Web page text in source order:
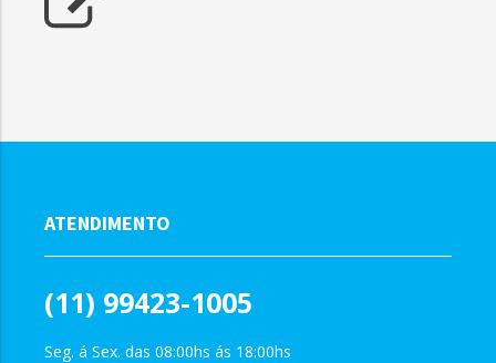
ATENDIMENTO
(11) 99423-1005
Seg. á Sex. das 08:00hs ás 18:00hs